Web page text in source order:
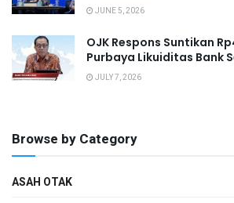
JUNE 5, 2026
OJK Respons Suntikan
Purbaya Likuiditas Bank
JULY 7, 2026
Browse by Category
ASAH OTAK